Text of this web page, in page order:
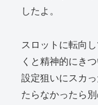
したよ。
スロットに転向
くと精神的にき
設定狙いにスカ
たらなかったら